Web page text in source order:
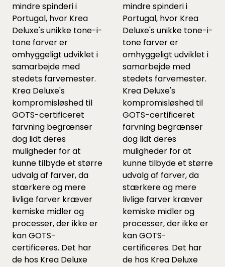
mindre spinderi i
Portugal, hvor Krea
Deluxe's unikke tone-i-
tone farver er
omhyggeligt udviklet i
samarbejde med
stedets farvemester.
Krea Deluxe's
kompromisløshed til
GOTS-certificeret
farvning begrænser
dog lidt deres
muligheder for at
kunne tilbyde et større
udvalg af farver, da
stærkere og mere
livlige farver kræver
kemiske midler og
processer, der ikke er
kan GOTS-
certificeres. Det har
de hos Krea Deluxe
mindre spinderi i
Portugal, hvor Krea
Deluxe's unikke tone-i-
tone farver er
omhyggeligt udviklet i
samarbejde med
stedets farvemester.
Krea Deluxe's
kompromisløshed til
GOTS-certificeret
farvning begrænser
dog lidt deres
muligheder for at
kunne tilbyde et større
udvalg af farver, da
stærkere og mere
livlige farver kræver
kemiske midler og
processer, der ikke er
kan GOTS-
certificeres. Det har
de hos Krea Deluxe